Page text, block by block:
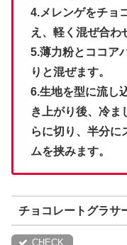
4.メレンゲをチョ
え、軽く混ぜ合わ
5.薄力粉とココア
りと混ぜます。
6.生地を型に流し
き上がり後、冷ま
らに切り、半分に
ムを挟みます。
チョコレートグラサ